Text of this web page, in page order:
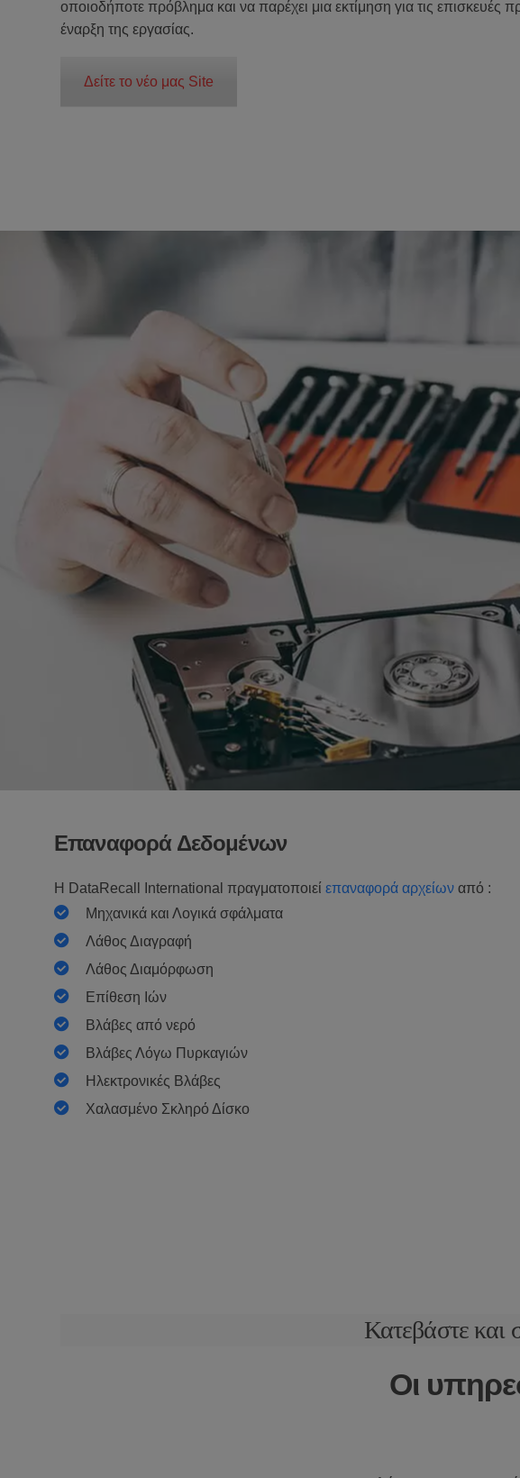
οποιοδήποτε πρόβλημα και να παρέχει μια εκτίμηση για τις επισκευές
έναρξη της εργασίας.
Δείτε το νέο μας Site
Επαναφορά Δεδομένων
Η DataRecall International πραγματοποιεί επαναφορά αρχείων από :
Μηχανικά και Λογικά σφάλματα
Λάθος Διαγραφή
Λάθος Διαμόρφωση
Επίθεση Ιών
Bλάβες από νερό
Βλάβες Λόγω Πυρκαγιών
Ηλεκτρονικές Βλάβες
Χαλασμένο Σκληρό Δίσκο
Κατεβάστε
Οι